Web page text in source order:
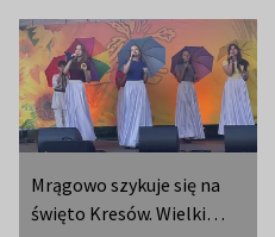
Mrągowo szykuje się na
święto Kresów. Wielki